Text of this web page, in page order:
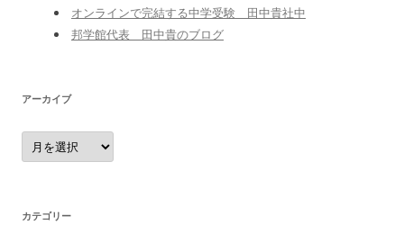
オンラインで完結する中学受験 田中貴社中
邦学館代表 田中貴のブログ
アーカイブ
ア
ー
カ
カテゴリー